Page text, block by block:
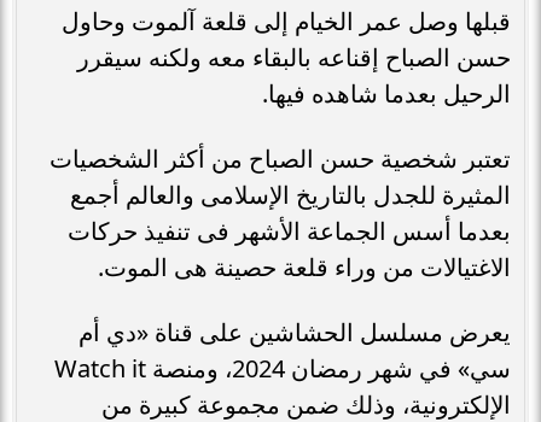
قبلها وصل عمر الخيام إلى قلعة آلموت وحاول
حسن الصباح إقناعه بالبقاء معه ولكنه سيقرر
الرحيل بعدما شاهده فيها.
تعتبر شخصية حسن الصباح من أكثر الشخصيات
المثيرة للجدل بالتاريخ الإسلامى والعالم أجمع
بعدما أسس الجماعة الأشهر فى تنفيذ حركات
الاغتيالات من وراء قلعة حصينة هى الموت.
يعرض مسلسل الحشاشين على قناة «دي أم
سي» في شهر رمضان 2024، ومنصة Watch it
الإلكترونية، وذلك ضمن مجموعة كبيرة من